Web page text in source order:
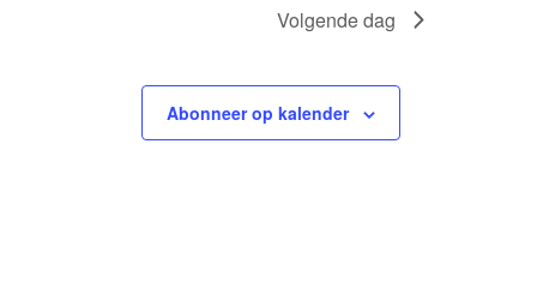
Volgende dag
Abonneer op kalender